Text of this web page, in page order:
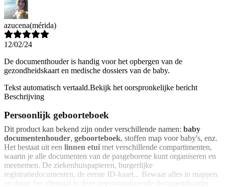
azucena(mérida)
12/02/24
De documenthouder is handig voor het opbergen van de
gezondheidskaart en medische dossiers van de baby.
Tekst automatisch vertaald.Bekijk het oorspronkelijke bericht
Beschrijving
Persoonlijk geboorteboek
Dit product kan bekend zijn onder verschillende namen: baby
documentenhouder, geboorteboek, stoffen map voor baby's, enz.
Het bestaat uit een linnen etui met verschillende compartimenten,
waarin je alle documenten van de pasgeborene kunt organiseren en
meenemen. De ziekenhuispapieren, burgerlijke
registratiedocumenten, de eerste ID-kaart... Bewaar alles in mappen
en draag het allemaal in deze gepersonaliseerde documenthouder.